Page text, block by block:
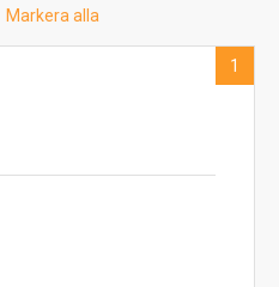
Markera alla
1